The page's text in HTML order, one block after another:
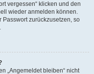
vergessen“ klicken und den
wieder anmelden können.
Passwort zurückzusetzen, so
„Angemeldet bleiben“ nicht